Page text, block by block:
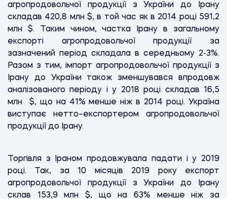
агропродовольчої продукції з України до Ірану
складав 420,8 млн $, в той час як в 2014 році 591,2
млн $. Таким чином, частка Ірану в загальному
експорті агропродовольчої продукції за
зазначений період складала в середньому 2-3%.
Разом з тим, імпорт агропродовольчої продукції з
Ірану до України також зменшувався впродовж
аналізованого періоду і у 2018 році складав 16,5
млн $, що на 41% менше ніж в 2014 році. Україна
виступає нетто–експортером агропродовольчої
продукції до Ірану.
Торгівля з Іраном продовжувала падати і у 2019
році. Так, за 10 місяців 2019 року експорт
агропродовольчої продукції з України до Ірану
склав 153,9 млн $, що на 63% менше ніж за